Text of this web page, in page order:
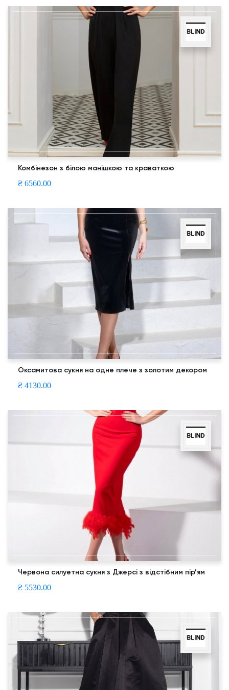
Комбінезон з білою манішкою та краваткою
₴ 6560.00
Оксамитова сукня на одне плече з золотим декором
₴ 4130.00
Червона силуетна сукня з Джерсі з відстібним пір’ям
₴ 5530.00